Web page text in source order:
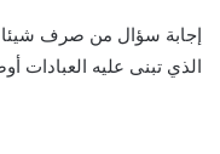
إجابة سؤال من صرف شيئا
الذي تبنى عليه العبادات